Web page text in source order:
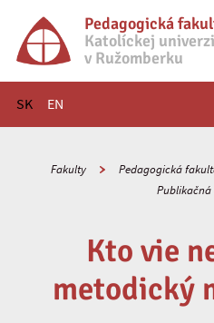
Pedagogická
Katolíckej
v Ružomberku
SK EN
Hlavné menu
Fakulty Pedagogická
Kto vie
metodický